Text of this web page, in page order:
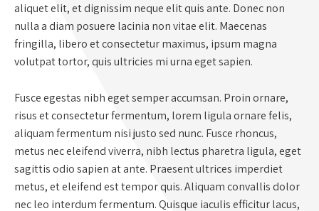
aliquet elit, et dignissim neque elit quis ante. Donec non
nulla a diam posuere lacinia non vitae elit. Maecenas
fringilla, libero et consectetur maximus, ipsum magna
volutpat tortor, quis ultricies mi urna eget sapien.
Fusce egestas nibh eget semper accumsan. Proin ornare,
risus et consectetur fermentum, lorem ligula ornare felis,
aliquam fermentum nisi justo sed nunc. Fusce rhoncus,
metus nec eleifend viverra, nibh lectus pharetra ligula, eget
sagittis odio sapien at ante. Praesent ultrices imperdiet
metus, et eleifend est tempor quis. Aliquam convallis dolor
nec leo interdum fermentum. Quisque iaculis efficitur lacus,